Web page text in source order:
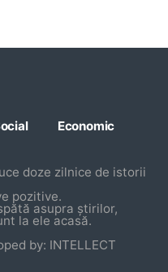
Economic
doze zilnice de istorii
pozitive.
asupra știrilor,
la ele acasă.
by: INTELLECT